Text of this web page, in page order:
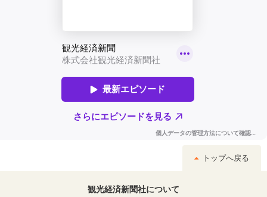
トップへ戻る
観光経済新聞社について